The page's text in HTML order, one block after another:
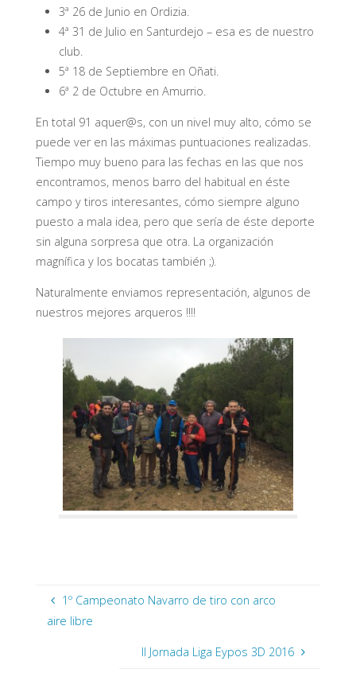
3ª 26 de Junio en Ordizia.
4ª 31 de Julio en Santurdejo – esa es de nuestro
club.
5ª 18 de Septiembre en Oñati.
6ª 2 de Octubre en Amurrio.
En total 91 aquer@s, con un nivel muy alto, cómo se
puede ver en las máximas puntuaciones realizadas.
Tiempo muy bueno para las fechas en las que nos
encontramos, menos barro del habitual en éste
campo y tiros interesantes, cómo siempre alguno
puesto a mala idea, pero que sería de éste deporte
sin alguna sorpresa que otra. La organización
magnífica y los bocatas también ;).
Naturalmente enviamos representación, algunos de
nuestros mejores arqueros !!!!
1º Campeonato Navarro de tiro con arco
aire libre
II Jornada Liga Eypos 3D 2016